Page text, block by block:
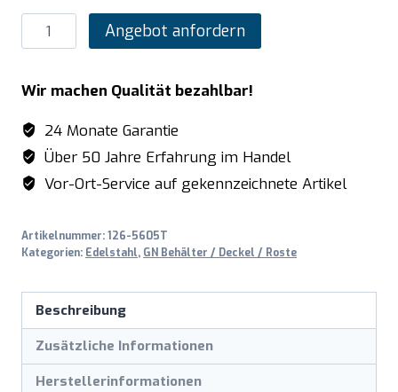
SARO
TOP
GN-
Behälter
2/4
T65mm
Menge
Angebot anfordern
Wir machen Qualität bezahlbar!
24 Monate Garantie
Über 50 Jahre Erfahrung im Handel
Vor-Ort-Service auf gekennzeichnete Artikel
Artikelnummer:126-5605T
Kategorien: Edelstahl, GN Behälter / Deckel / Roste
Beschreibung
Zusätzliche Informationen
Herstellerinformationen